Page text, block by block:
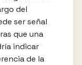
del
ser señal
que una
indicar
de la